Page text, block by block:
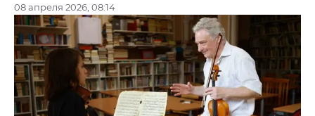
08 апреля 2026, 08:14